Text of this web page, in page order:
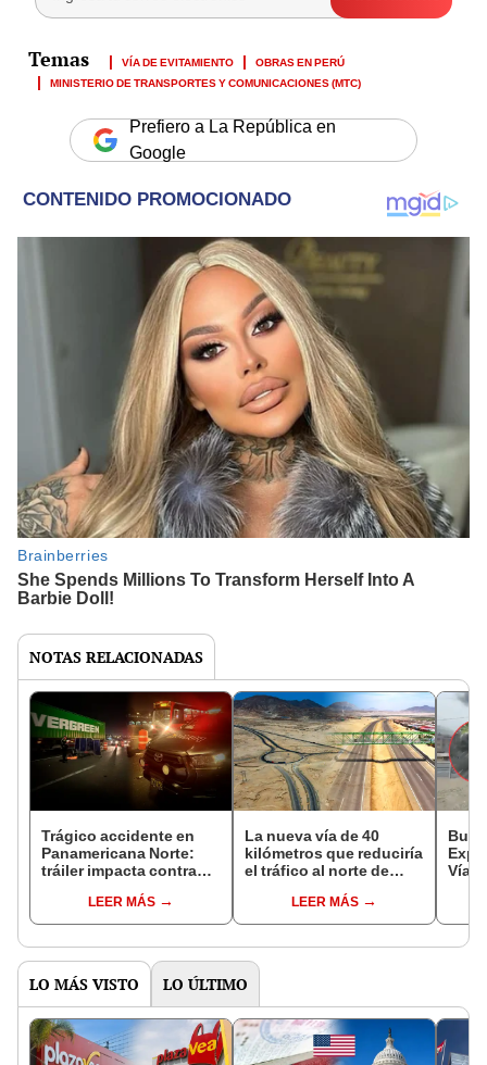
VÍA DE EVITAMIENTO
OBRAS EN PERÚ
MINISTERIO DE TRANSPORTES Y COMUNICACIONES (MTC)
Prefiero a La República en
Google
NOTAS RELACIONADAS
Trágico accidente en
Panamericana Norte:
tráiler impacta contra
congestión vehicular
LEER MÁS
La nueva vía de 40
kilómetros que reduciría
el tráfico al norte de
costará US$ 174
millones
LEER MÁS
Bus
Vía
LO MÁS VISTO LO ÚLTIMO